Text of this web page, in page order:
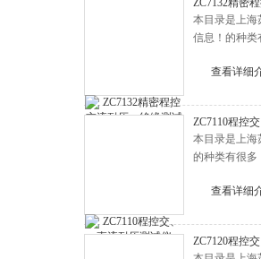
ZC7132精密
本目录是上海
信息！的种类
查看详细
ZC7110程控
本目录是上海
的种类有很多
查看详细
ZC7120程控